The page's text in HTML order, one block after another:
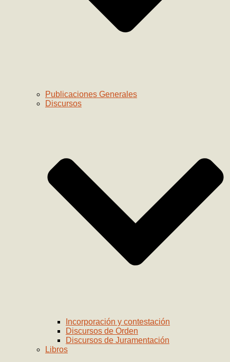
Publicaciones Generales
Discursos
Incorporación y contestación
Discursos de Orden
Discursos de Juramentación
Libros